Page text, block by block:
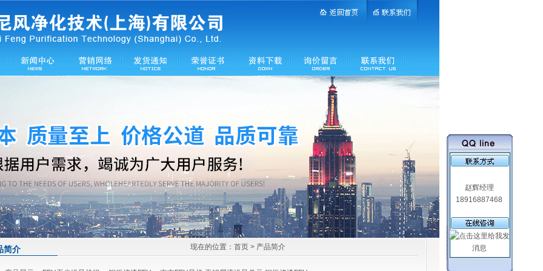
赵辉经理
18916887468
简介 现在的位置： 首页 > 产品简介